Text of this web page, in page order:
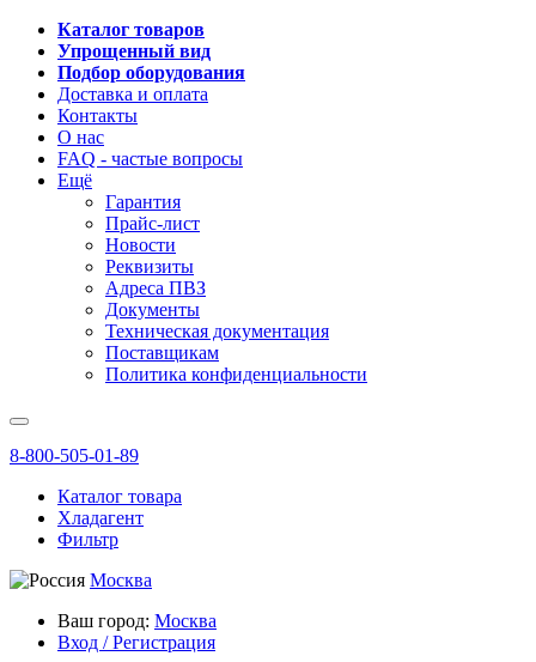
Каталог товаров
Упрощенный вид
Подбор оборудования
Доставка и оплата
Контакты
О нас
FAQ - частые вопросы
Ещё
Гарантия
Прайс-лист
Новости
Реквизиты
Адреса ПВЗ
Документы
Техническая документация
Поставщикам
Политика конфиденциальности
8-800-505-01-89
Каталог товара
Хладагент
Фильтр
Москва
Ваш город: Москва
Вход / Регистрация